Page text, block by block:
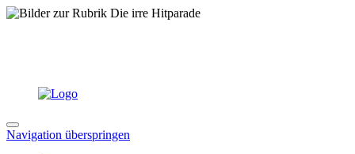
Navigation überspringen